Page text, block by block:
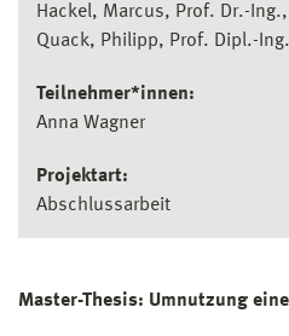
Hackel, Marcus, Prof. Dr.-Ing.
Quack, Philipp, Prof. Dipl.-Ing.
Teilnehmer*innen:
Anna Wagner
Projektart:
Abschlussarbeit
Master-Thesis: Umnutzung